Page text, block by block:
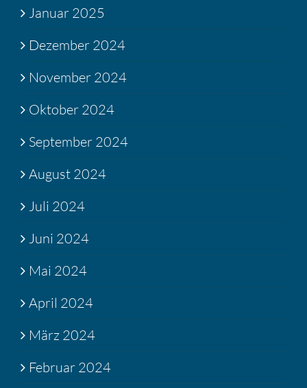
Januar 2025
Dezember 2024
November 2024
Oktober 2024
September 2024
August 2024
Juli 2024
Juni 2024
Mai 2024
April 2024
März 2024
Februar 2024